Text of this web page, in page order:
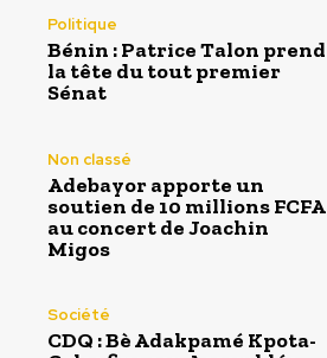
Politique
Bénin : Patrice Talon prend
la tête du tout premier
Sénat
Non classé
Adebayor apporte un
soutien de 10 millions FCFA
au concert de Joachin
Migos
Société
CDQ : Bè Adakpamé Kpota-